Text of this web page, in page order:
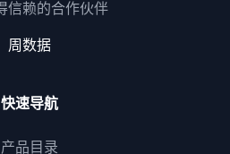
信赖的合作伙伴
周数据
快速导航
产品目录